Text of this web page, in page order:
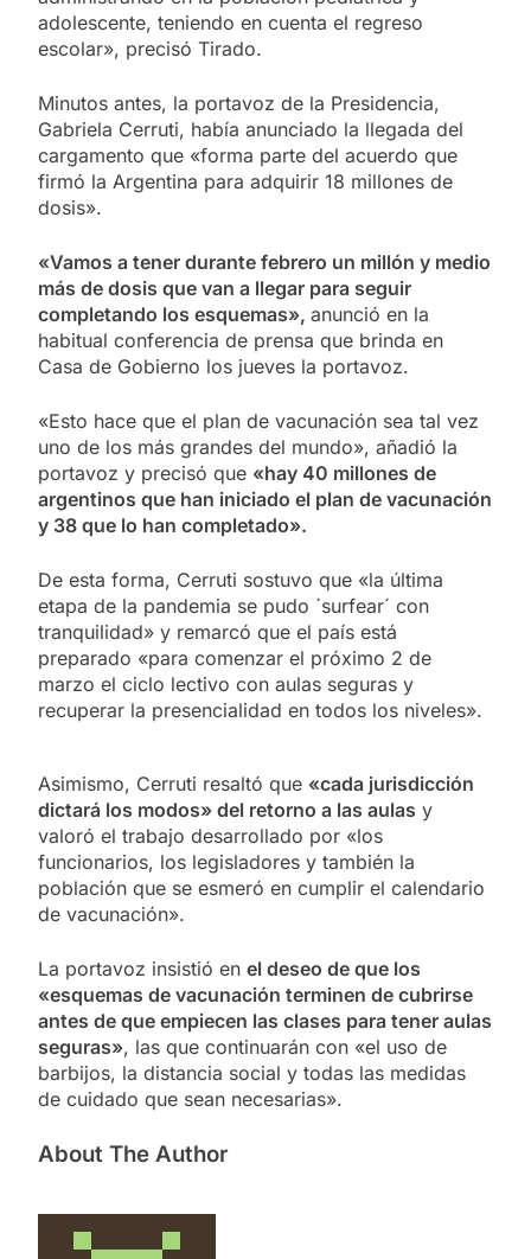
adolescente, teniendo en cuenta el regreso
escolar», precisó Tirado.
Minutos antes, la portavoz de la Presidencia,
Gabriela Cerruti, había anunciado la llegada del
cargamento que «forma parte del acuerdo que
firmó la Argentina para adquirir 18 millones de
dosis».
«Vamos a tener durante febrero un millón y medio
más de dosis que van a llegar para seguir
completando los esquemas», anunció en la
habitual conferencia de prensa que brinda en
Casa de Gobierno los jueves la portavoz.
«Esto hace que el plan de vacunación sea tal vez
uno de los más grandes del mundo», añadió la
portavoz y precisó que «hay 40 millones de
argentinos que han iniciado el plan de vacunación
y 38 que lo han completado».
De esta forma, Cerruti sostuvo que «la última
etapa de la pandemia se pudo ´surfear´ con
tranquilidad» y remarcó que el país está
preparado «para comenzar el próximo 2 de
marzo el ciclo lectivo con aulas seguras y
recuperar la presencialidad en todos los niveles».
Asimismo, Cerruti resaltó que «cada jurisdicción
dictará los modos» del retorno a las aulas y
valoró el trabajo desarrollado por «los
funcionarios, los legisladores y también la
población que se esmeró en cumplir el calendario
de vacunación».
La portavoz insistió en el deseo de que los
«esquemas de vacunación terminen de cubrirse
antes de que empiecen las clases para tener aulas
seguras», las que continuarán con «el uso de
barbijos, la distancia social y todas las medidas
de cuidado que sean necesarias».
About The Author